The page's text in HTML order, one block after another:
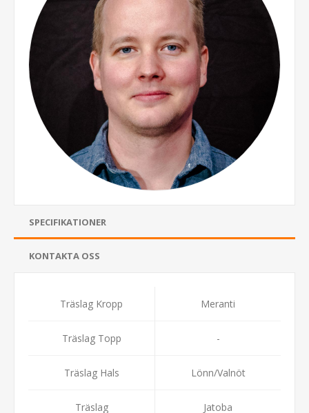
SPECIFIKATIONER
KONTAKTA OSS
Träslag Kropp Meranti
Träslag Topp -
Träslag Hals Lönn/Valnöt
Träslag Jatoba